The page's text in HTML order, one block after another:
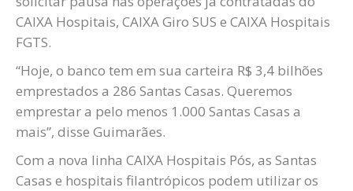
CAIXA Hospitais, CAIXA Giro SUS e CAIXA Hospitais
FGTS.
“Hoje, o banco tem em sua carteira R$ 3,4 bilhões
emprestados a 286 Santas Casas. Queremos
emprestar a pelo menos 1.000 Santas Casas a
mais”, disse Guimarães.
Com a nova linha CAIXA Hospitais Pós, as Santas
Casas e hospitais filantrópicos podem utilizar os